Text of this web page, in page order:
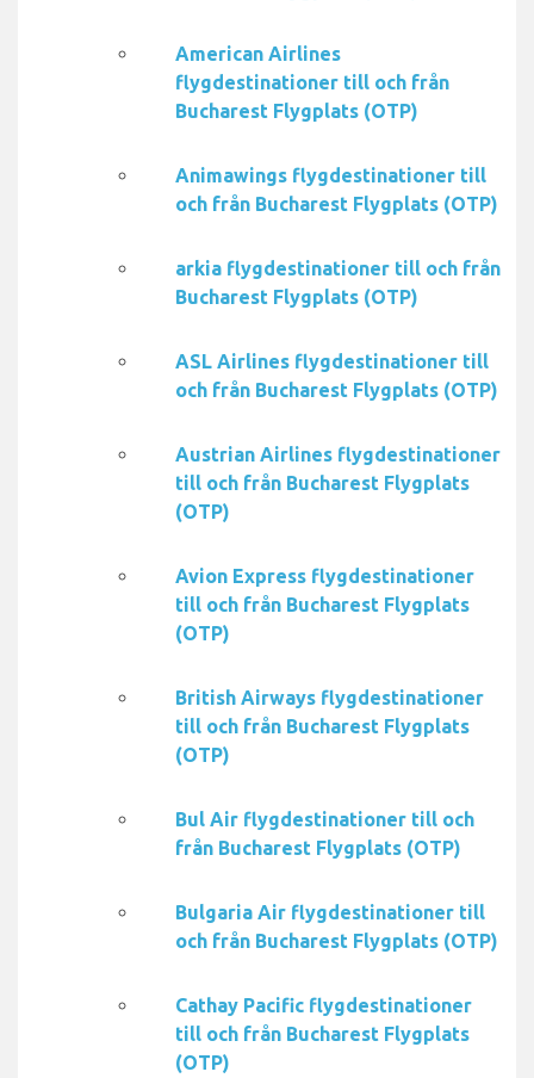
American Airlines
flygdestinationer till och från
Bucharest Flygplats (OTP)
Animawings flygdestinationer till
och från Bucharest Flygplats (OTP)
arkia flygdestinationer till och från
Bucharest Flygplats (OTP)
ASL Airlines flygdestinationer till
och från Bucharest Flygplats (OTP)
Austrian Airlines flygdestinationer
till och från Bucharest Flygplats
(OTP)
Avion Express flygdestinationer
till och från Bucharest Flygplats
(OTP)
British Airways flygdestinationer
till och från Bucharest Flygplats
(OTP)
Bul Air flygdestinationer till och
från Bucharest Flygplats (OTP)
Bulgaria Air flygdestinationer till
och från Bucharest Flygplats (OTP)
Cathay Pacific flygdestinationer
till och från Bucharest Flygplats
(OTP)